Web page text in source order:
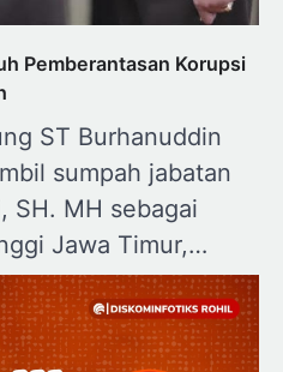
Pemberantasan Korupsi
ST Burhanuddin
sumpah jabatan
SH. MH sebagai
Jawa Timur,…